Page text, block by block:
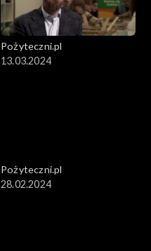
Pożyteczni.pl
13.03.2024
Pożyteczni.pl
28.02.2024